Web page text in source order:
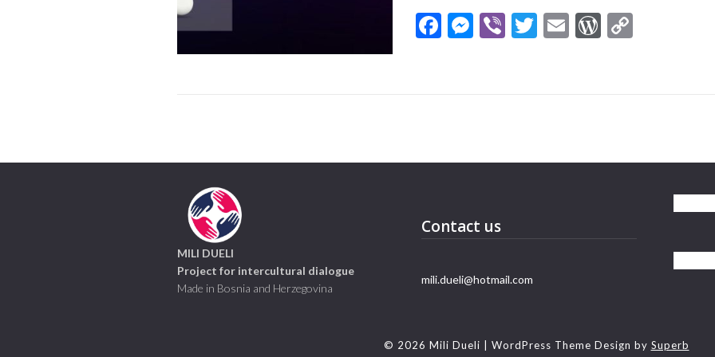
Facebook
Messenger
ViberTwitter
Email
MILI DUELI
Project for intercultural dialogue
Made in Bosnia and Herzegovina
Contact us
mili.dueli@hotmail.com
© 2026 Mili Dueli | WordPress Theme Design by Superb